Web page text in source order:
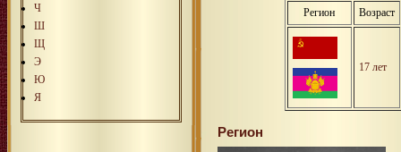
Ч
Ш
Щ
Э
Ю
Я
Регион Возраст
17 лет
Регион